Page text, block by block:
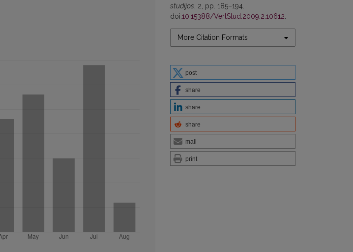
studijos , 2, pp. 185–194.
doi:10.15388/VertStud.2009.2.10612
More Citation Formats
post
share
share
share
mail
print